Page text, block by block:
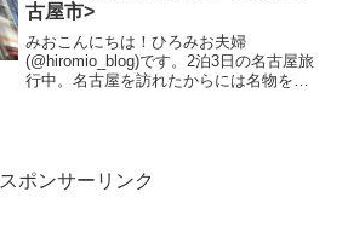
古屋市>
みおこんにちは！ひろみお夫婦
(@hiromio_blog)です。2泊3日の名古屋旅
行中。名古屋を訪れたからには名物を食
スポンサーリンク